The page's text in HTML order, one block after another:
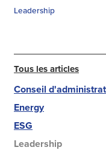
Leadership
Tous les articles
Conseil
Energy
ESG
Leadership